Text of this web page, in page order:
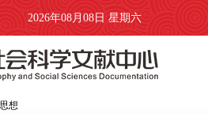
2026年08月08日 星期六